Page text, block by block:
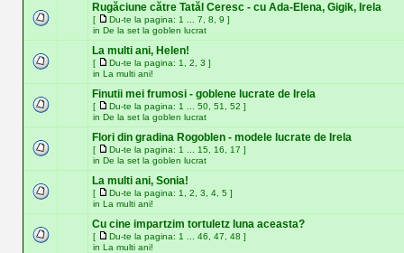
Rugăciune către Tatăl Ceresc - cu Ada-Elena, Gigik, Irela
[ Du-te la pagina: 1 7 8 9 ]
in De la set la goblen lucrat
La multi ani, Helen!
[ Du-te la pagina: 1 2 3 ]
in La multi ani!
Finutii mei frumosi - goblene lucrate de Irela
[ Du-te la pagina: 1 50 51 52 ]
in De la set la goblen lucrat
Flori din gradina Rogoblen - modele lucrate de Irela
[ Du-te la pagina: 1 15 16 17 ]
in De la set la goblen lucrat
La multi ani, Sonia!
[ Du-te la pagina: 1 2 3 4 5 ]
in La multi ani!
Cu cine impartzim tortuletz luna aceasta?
[ Du-te la pagina: 1 46 47 48 ]
in La multi ani!